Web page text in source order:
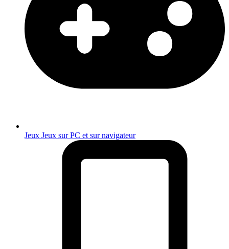
Jeux Jeux sur PC et sur navigateur